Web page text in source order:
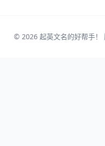
© 2026 起英文名的好帮手